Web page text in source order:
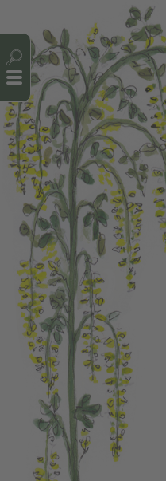
Cookie-Einstellungen